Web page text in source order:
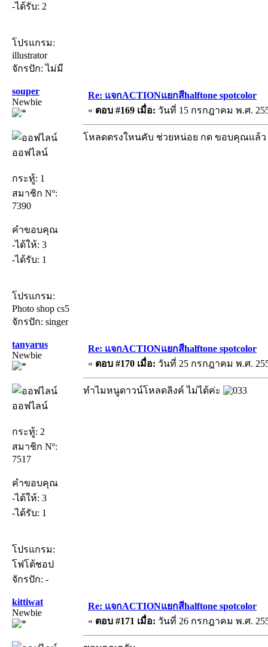
-ได้รับ: 2
โปรแกรม:
illustrator
จักรปัก: ไม่มี
souper
Newbie
ออฟไลน์
กระทู้: 1
สมาชิก Nº:
7390
คำขอบคุณ
-ได้ให้: 3
-ได้รับ: 1
โปรแกรม:
Photo shop cs5
จักรปัก: singer
Re: แจกACTIONแยกสีhalftone spotcolor
« ตอบ #169 เมื่อ: วันที่ 15 กรกฎาคม พ.ศ.
โหลดตรงใหนคับ ช่วยหน่อย กด ขอบคุณแล้ว
tanyarus
Newbie
ออฟไลน์
กระทู้: 2
สมาชิก Nº:
7517
คำขอบคุณ
-ได้ให้: 3
-ได้รับ: 1
โปรแกรม:
โฟโต้ชอป
จักรปัก: -
Re: แจกACTIONแยกสีhalftone spotcolor
« ตอบ #170 เมื่อ: วันที่ 25 กรกฎาคม พ.ศ.
ทำไมหนูดาวน์โหลดลิงค์ ไม่ได้ค่ะ
kittiwat
Newbie
Re: แจกACTIONแยกสีhalftone spotcolor
« ตอบ #171 เมื่อ: วันที่ 26 กรกฎาคม พ.ศ.